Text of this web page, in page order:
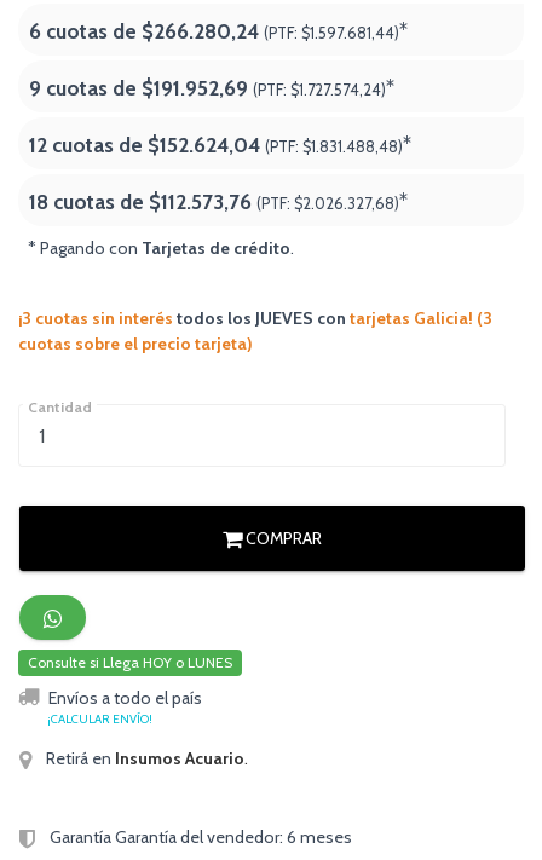
6 cuotas de $266.280,24 (PTF: $1.597.681,44)*
9 cuotas de $191.952,69 (PTF: $1.727.574,24)*
12 cuotas de $152.624,04 (PTF: $1.831.488,48)*
18 cuotas de $112.573,76 (PTF: $2.026.327,68)*
* Pagando con Tarjetas de crédito.
¡3 cuotas sin interés todos los JUEVES con tarjetas Galicia! (3
cuotas sobre el precio tarjeta)
Cantidad
COMPRAR
Consulte si Llega HOY o LUNES
Envíos a todo el país
¡CALCULAR ENVÍO!
Retirá en Insumos Acuario.
Garantía Garantía del vendedor: 6 meses